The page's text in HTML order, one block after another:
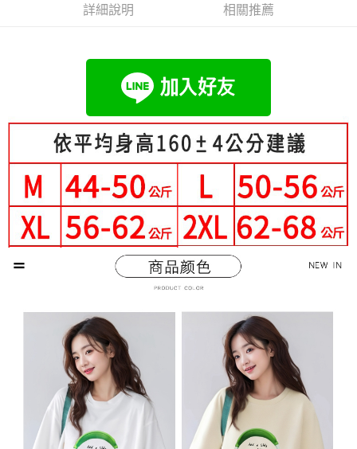
2.付款方式選擇「大哥付你分期」，訂單成立後會自動跳轉到大哥付的交易
4.訂單成立30分鐘內，如未前往確認交易或遇審核未通過，訂單將自動取
消。如遇「轉專審核」未通過狀況，表示未達大哥付你分期系統評分，恕無
1.分期款項不併入電信帳單，「大哥付你分期」於每月結算日後寄送繳費提
醒簡訊。
2.透過簡訊連結打開帳單後，可選擇「超商條碼／台灣大直營門市／銀行轉
帳／街口支付／iPASS MONEY」等通路繳費。
【注意事項】
1.本服務係由「台灣大哥大股份有限公司」（以下簡稱本公司）所提供，讓
用戶於交易時，得透過本服務購買商品或服務，並由商店將買賣／分期付款
買賣價金債權讓與本公司後，依約使用本公司帳單繳交帳款。
2.基於同意付款使用「大哥付你分期」之契約關係目的，商店將以您的個人
資料（包含姓名、電話或地址）提供予台灣大哥大進項蒐集、處理及利用，
由本公司與您本人進行分期帳單所需資料之確認、核對及更正。
3.完整用戶服務條款，請詳閱以下連結：https://oppay.tw/userRule
１．簡單：不需註冊會員、不需綁卡、不需儲值。
２．便利：只要手機號碼，簡訊認證，即可結帳。
３．安心：先確認商品／服務後，再付款。
【「AFTEE先享後付」結帳流程】
１．於結帳方式選擇「AFTEE先享後付」後，將跳轉至「AFTEE先享後付」
結帳頁面，進行簡訊認證並確認金額後，即可完成結帳。
３．收到繳費通知簡訊後14天內，點擊此簡訊中的連結，可透過四大超商／
ATM／網路銀行／等多元方式進行付款，方視為交易完成。
※ 請注意：結帳手續完成當下不需立刻繳費，但若您需要取消訂單，請聯絡
購買商品的店家。未經商家同意取消之訂單仍視為有效，需透過AFTEE先享
後付繳納相關費用。
※ 交易是否成功請以「AFTEE先享後付 」之結帳頁面顯示為準，若有關於
是否繳費成功／繳費後需取消欲退款等相關疑問，請聯繫「AFTEE先享後付
https://netprotections.freshdesk.com/support/home
【注意事項】
１．透過由恩沛科技股份有限公司提供之「AFTEE先享後付」服務完成之交
易，需依本服務之必要範圍內提供個人資料，並將交易相關給付款項請求債
權轉讓予恩沛科技股份有限公司。
２．關於個人資料處理事宜，請瀏覽以下網址：
https://aftee.tw/terms/#terms3
３．未成年的使用者請事先徵得法定代理人或監護人之同意方可使用
「AFTEE先享後付」，若未經同意申辦者引起之損失，本公司不負相關責
４．使用「AFTEE先享後付」時，將依據個別帳號之用戶狀況，依本公司即
「Hami Point」為中華電信所提供之點數服務，可於會員專區綁定中華電信
會員帳號後，即可在購物車使用 Hami Point 折抵消費金額 (1點等於1元)。
運送方式
全家付款取貨
每筆NT$80，滿NT$699(含以上)免運費
付款後全家取貨
每筆NT$80，滿NT$699(含以上)免運費
每筆NT$80，滿NT$699(含以上)免運費
每筆NT$80，滿NT$699(含以上)免運費
付款後7-11取貨
每筆NT$80，滿NT$699(含以上)免運費
每筆NT$70，滿NT$699(含以上)免運費
詳細說明 相關推薦